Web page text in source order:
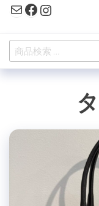
プ
MailFacebook
Instagram
検
索